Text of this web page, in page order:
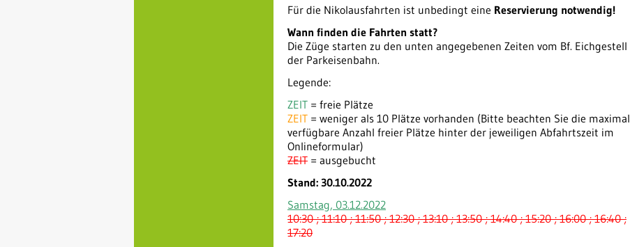
Für die Nikolausfahrten ist unbedingt eine Reservierung notwendig!
Wann finden die Fahrten statt?
Die Züge starten zu den unten angegebenen Zeiten vom Bf. Eichgestell
der Parkeisenbahn.
Legende:
ZEIT = freie Plätze
ZEIT = weniger als 10 Plätze vorhanden (Bitte beachten Sie die maximal
verfügbare Anzahl freier Plätze hinter der jeweiligen Abfahrtszeit im
Onlineformular)
ZEIT = ausgebucht
Stand: 30.10.2022
Samstag, 03.12.2022
10:30 ; 11:10 ; 11:50 ; 12:30 ; 13:10; 13:50 ;14:40 ; 15:20 ; 16:00 ; 16:40 ;
17:20